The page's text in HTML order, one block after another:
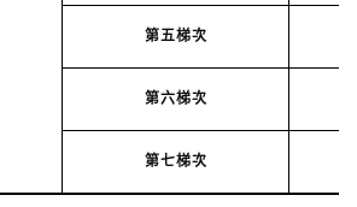
第五梯次
第六梯次
第七梯次